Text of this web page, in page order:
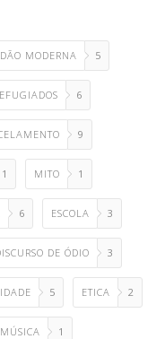
MODERNA 5
6
9
1 MITO 1
6 ESCOLA 3
DE ÓDIO 3
5 ETICA 2
MÚSICA 1